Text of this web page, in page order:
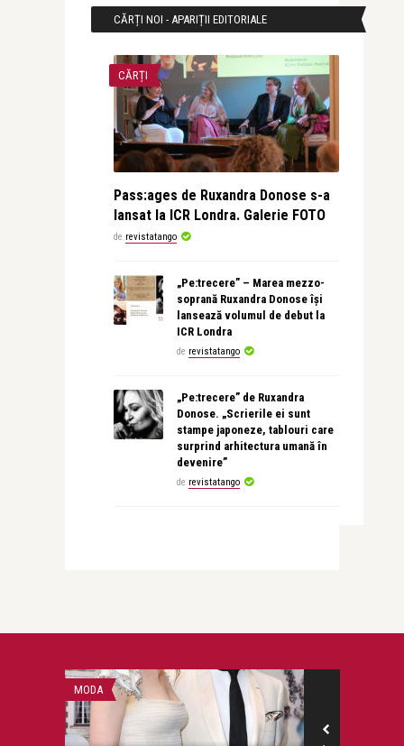
CĂRȚI NOI - APARIȚII EDITORIALE
CĂRȚI
Pass:ages de Ruxandra Donose s-a
lansat la ICR Londra. Galerie FOTO
de revistatango
„Pe:trecere” – Marea mezzo-
soprană Ruxandra Donose își
lansează volumul de debut la
ICR Londra
de revistatango
„Pe:trecere” de Ruxandra
Donose. „Scrierile ei sunt
stampe japoneze, tablouri care
surprind arhitectura umană în
devenire”
de revistatango
MODA